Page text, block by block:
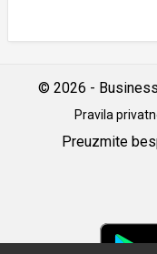
© 2026 -
Pravila
Preuzmite